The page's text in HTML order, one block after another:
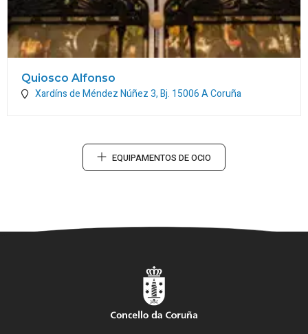
Quiosco Alfonso
Xardíns de Méndez Núñez 3, Bj. 15006A Coruña
EQUIPAMENTOS DE OCIO